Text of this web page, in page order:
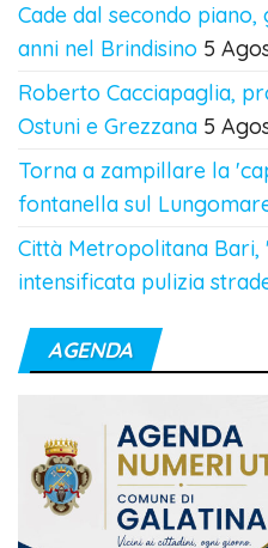
Cade dal secondo
anni nel Brindisino 5
Roberto Cacciapaglia,
Ostuni e Grezzana 5
Torna a zampillare la
fontanella sul
Città Metropolitana
intensificata pulizia
AGENDA